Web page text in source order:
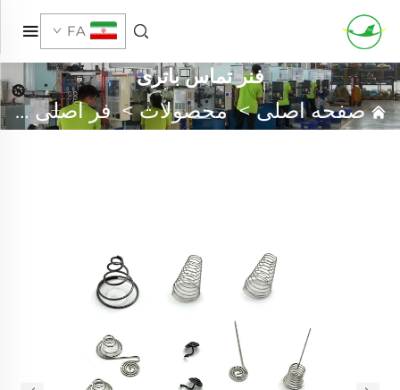
FA
فنر تماس باتری
صفحه اصلی>محصولات>فر اصلی سفارشی